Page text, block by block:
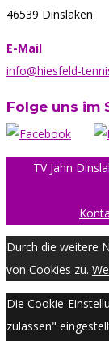
46539 Dinslaken
E-Mail
info@hiesfeld-
Folge uns im
TV Jahn
Durch die weitere
von Cookies zu.
Die Cookie-
zulassen"